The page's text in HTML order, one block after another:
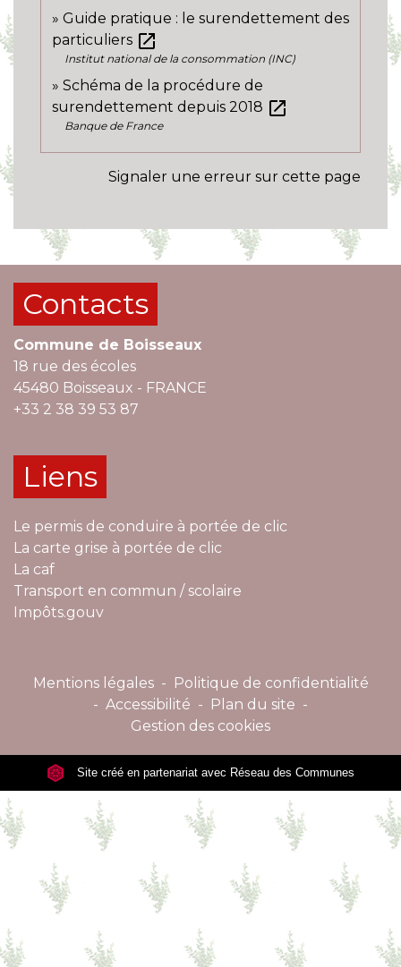
Guide pratique : le surendettement des
particuliers open_in_new
Institut national de la consommation (INC)
Schéma de la procédure de
surendettement depuis 2018 open_in_new
Banque de France
Signaler une erreur sur cette page
Contacts
Commune de Boisseaux
18 rue des écoles
45480 Boisseaux - FRANCE
+33 2 38 39 53 87
Liens
Le permis de conduire à portée de clic
La carte grise à portée de clic
La caf
Transport en commun / scolaire
Impôts.gouv
Mentions légales - Politique de confidentialité
- Accessibilité - Plan du site -
Gestion des cookies
Site créé en partenariat avec Réseau des Communes